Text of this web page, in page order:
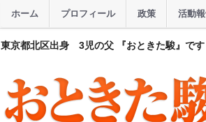
東京都北区出身 3児の父 『おときた駿』です
ホーム プロフィール 政策 活動